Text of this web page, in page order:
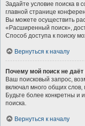
Задайте условие поиска в
главной странице
Вы можете осуществить
«Расширенный поиск»,
Способ доступа к поиску
Вернуться к началу
Почему мой поиск не даёт
Ваш поисковый запрос,
включал много общих слов,
Будьте более конкретны и
поиска.
Вернуться к началу